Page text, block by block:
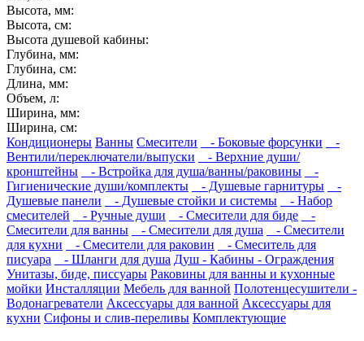
Высота, мм:
Высота, см:
Высота душевой кабины:
Глубина, мм:
Глубина, см:
Длина, мм:
Объем, л:
Ширина, мм:
Ширина, см:
Кондиционеры Ванны Смесители - Боковые форсунки
-
Вентили/переключатели/выпуски
- Верхние души/
кронштейны
- Встройка для душа/ванны/раковины
-
Гигиенические души/комплекты
- Душевые гарнитуры
-
Душевые панели
- Душевые стойки и системы
- Набор
смесителей
- Ручные души - Смесители для биде
-
Смесители для ванны
- Смесители для душа
- Смесители
для кухни
- Смесители для раковин
- Смеситель для
писуара
- Шланги для душа Душ - Кабины - Ограждения
Унитазы, биде, писсуары Раковины для ванны и кухонные
мойки Инсталляции Мебель для ванной Полотенцесушители -
Водонагреватели Аксессуары для ванной Аксессуары для
кухни Сифоны и слив-переливы Комплектующие